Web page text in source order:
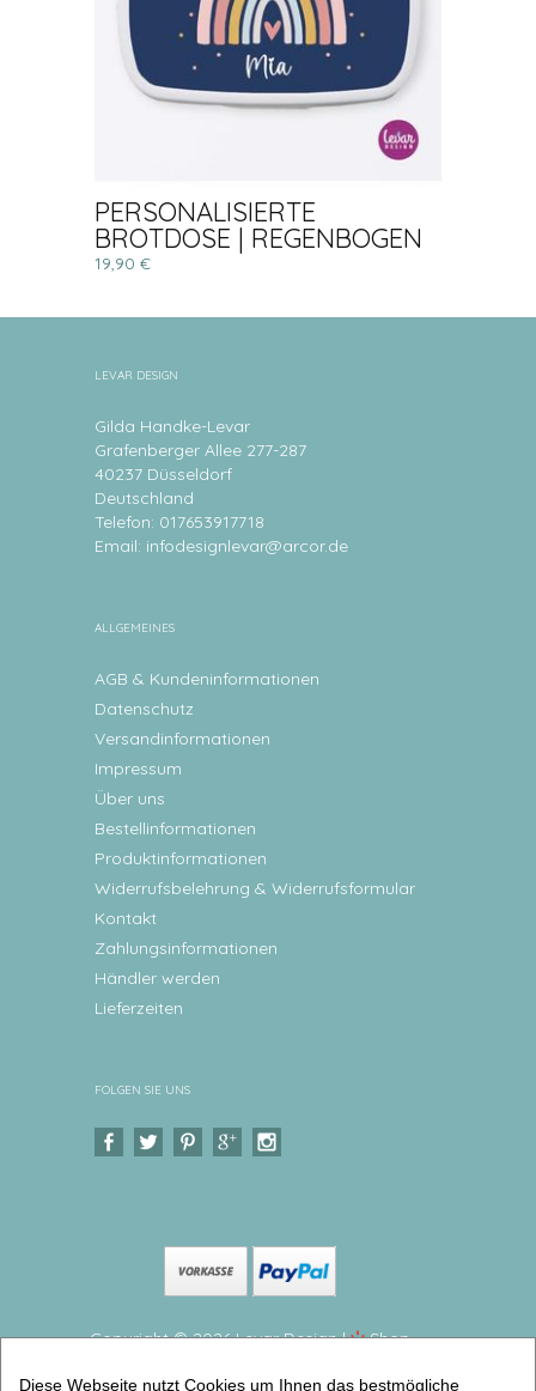
PERSONALISIERTE
BROTDOSE | REGENBOGEN
19,90 €
LEVAR DESIGN
Gilda Handke-Levar
Grafenberger Allee 277-287
40237 Düsseldorf
Deutschland
Telefon: 017653917718
Email: infodesignlevar@arcor.de
ALLGEMEINES
AGB & Kundeninformationen
Datenschutz
Versandinformationen
Impressum
Über uns
Bestellinformationen
Produktinformationen
Widerrufsbelehrung & Widerrufsformular
Kontakt
Zahlungsinformationen
Händler werden
Lieferzeiten
FOLGEN SIE UNS
Copyright © 2026 Levar Design |
Shop
Personalisierte Brotdose Wal Tolle Lunchbox für
Diese Webseite nutzt Cookies um Ihnen das bestmögliche